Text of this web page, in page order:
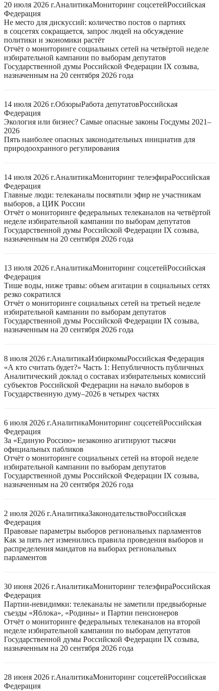
20 июля 2026 г.АналитикаМониторинг соцсетейРоссийская
Федерация
Не место для дискуссий: количество постов о партиях
в соцсетях сокращается, запрос людей на обсуждение
политики и экономики растёт
Отчёт о мониторинге социальных сетей на четвёртой неделе
избирательной кампании по выборам депутатов
Государственной думы Российской Федерации IX созыва,
назначенным на 20 сентября 2026 года
14 июля 2026 г.ОбзорыРабота депутатовРоссийская
Федерация
Экология или бизнес? Самые опасные законы Госдумы 2021–
2026
Пять наиболее опасных законодательных инициатив для
природоохранного регулирования
14 июля 2026 г.АналитикаМониторинг телеэфираРоссийская
Федерация
Главные люди: телеканалы посвятили эфир не участникам
выборов, а ЦИК России
Отчёт о мониторинге федеральных телеканалов на четвёртой
неделе избирательной кампании по выборам депутатов
Государственной думы Российской Федерации IX созыва,
назначенным на 20 сентября 2026 года
13 июля 2026 г.АналитикаМониторинг соцсетейРоссийская
Федерация
Тише воды, ниже травы: объем агитации в социальных сетях
резко сократился
Отчёт о мониторинге социальных сетей на третьей неделе
избирательной кампании по выборам депутатов
Государственной думы Российской Федерации IX созыва,
назначенным на 20 сентября 2026 года
8 июля 2026 г.АналитикаИзбиркомыРоссийская Федерация
«А кто считать будет?» Часть 1: Непубличность публичных
Аналитический доклад о составах избирательных комиссий
субъектов Российской Федерации на начало выборов в
Государственную думу–2026 в четырех частях
6 июля 2026 г.АналитикаМониторинг соцсетейРоссийская
Федерация
За «Единую Россию» незаконно агитируют тысячи
официальных пабликов
Отчёт о мониторинге социальных сетей на второй неделе
избирательной кампании по выборам депутатов
Государственной думы Российской Федерации IX созыва,
назначенным на 20 сентября 2026 года
2 июля 2026 г.АналитикаЗаконодательствоРоссийская
Федерация
Правовые параметры выборов региональных парламентов
Как за пять лет изменились правила проведения выборов и
распределения мандатов на выборах региональных
парламентов
30 июня 2026 г.АналитикаМониторинг телеэфираРоссийская
Федерация
Партии-невидимки: телеканалы не заметили предвыборные
съезды «Яблока», «Родины» и Партии пенсионеров
Отчёт о мониторинге федеральных телеканалов на второй
неделе избирательной кампании по выборам депутатов
Государственной думы Российской Федерации IX созыва,
назначенным на 20 сентября 2026 года
28 июня 2026 г.АналитикаМониторинг соцсетейРоссийская
Федерация